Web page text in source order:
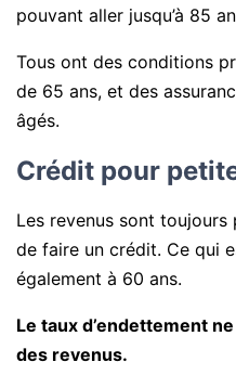
pouvant aller jusqu’à 85
Tous ont des conditions
de 65 ans, et des
âgés.
Crédit pour
Les revenus sont
de faire un crédit. Ce qui
également à 60 ans.
Le taux d’endettement
des revenus.